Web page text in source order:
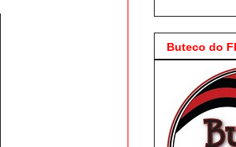
Buteco do